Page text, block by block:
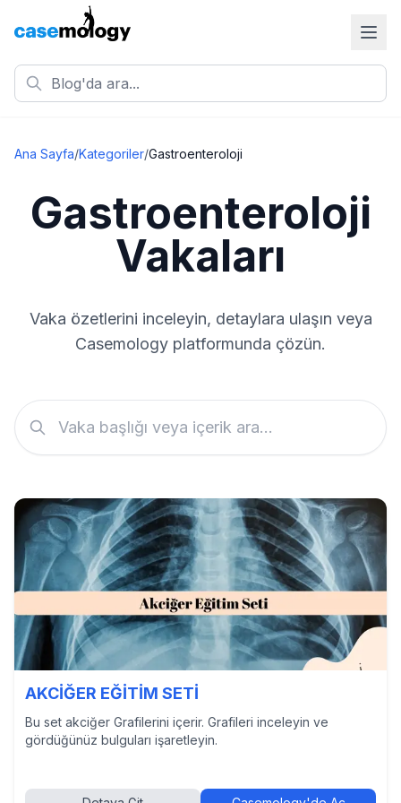
Ana Sayfa/Kategoriler/Gastroenteroloji
Gastroenteroloji
Vakaları
Vaka özetlerini inceleyin, detaylara ulaşın veya
Casemology platformunda çözün.
AKCİĞER EĞİTİM SETİ
Bu set akciğer Grafilerini içerir. Grafileri inceleyin ve
gördüğünüz bulguları işaretleyin.